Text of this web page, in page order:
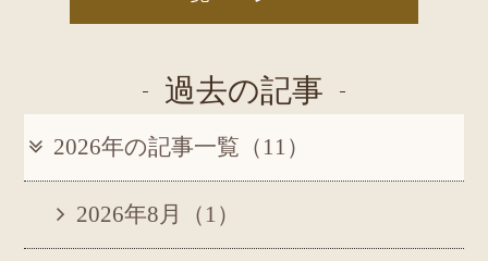
過去の記事
2026年の記事一覧（11）
2026年8月（1）